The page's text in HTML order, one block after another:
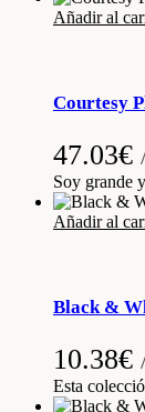
Añadir al
Courtesy
47.03€
Soy grande
Añadir al
Black &
10.38€
Esta